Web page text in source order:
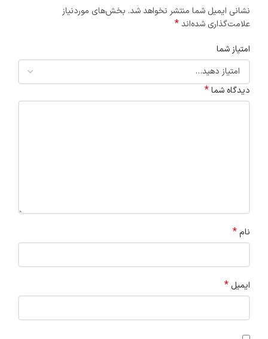
نشانی ایمیل شما منتشر نخواهد شد. بخش‌های موردنیاز
علامت‌گذاری شده‌اند*
امتیاز شما
دیدگاه شما*
نام*
ایمیل *